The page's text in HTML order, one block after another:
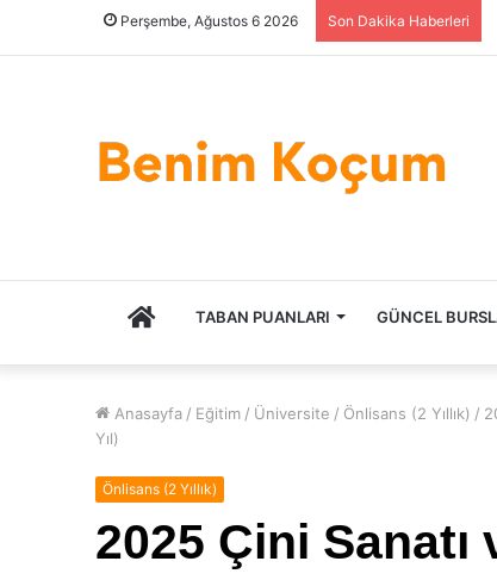
Perşembe, Ağustos 6 2026 Son Dakika Haberleri
ANASAYFATABAN PUANLARI GÜNCEL
Anasayfa / Eğitim / Üniversite / Önlisans (2 Yıllık) /
Yıl)
Önlisans (2 Yıllık)
2025 Çini Sanatı